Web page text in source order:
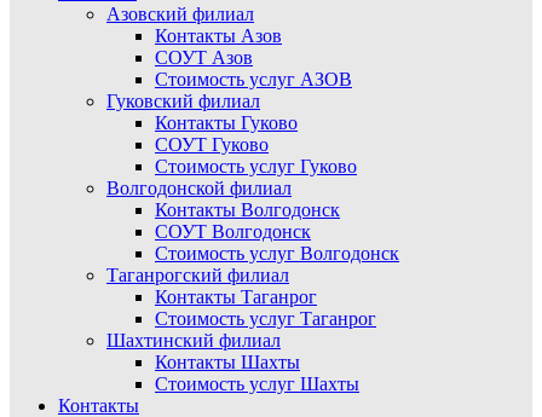
Азовский филиал
Контакты Азов
СОУТ Азов
Стоимость услуг АЗОВ
Гуковский филиал
Контакты Гуково
СОУТ Гуково
Стоимость услуг Гуково
Волгодонской филиал
Контакты Волгодонск
СОУТ Волгодонск
Стоимость услуг Волгодонск
Таганрогский филиал
Контакты Таганрог
Стоимость услуг Таганрог
Шахтинский филиал
Контакты Шахты
Стоимость услуг Шахты
Контакты